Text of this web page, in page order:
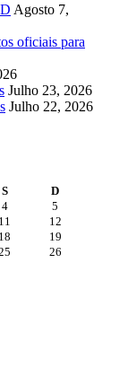
Agosto 7,
oficiais para
Julho 23, 2026
Julho 22, 2026
S D
4
5
11
12
18
19
26